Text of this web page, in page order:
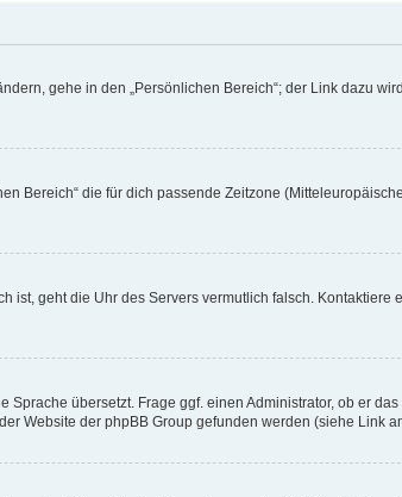
gehe in den „Persönlichen Bereich“; der Link dazu
Bereich“ die für dich passende Zeitzone
geht die Uhr des Servers vermutlich falsch. Kontaktiere
übersetzt. Frage ggf. einen Administrator, ob er
Website der phpBB Group gefunden werden (siehe Link